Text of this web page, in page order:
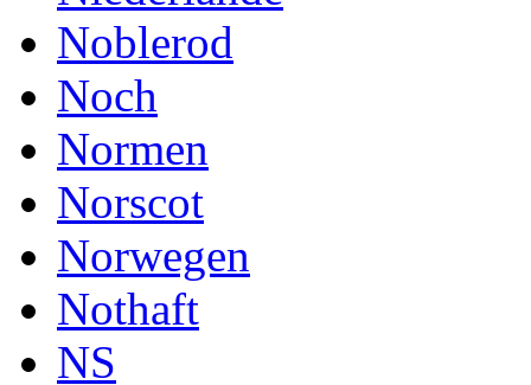
Noblerod
Noch
Normen
Norscot
Norwegen
Nothaft
NS